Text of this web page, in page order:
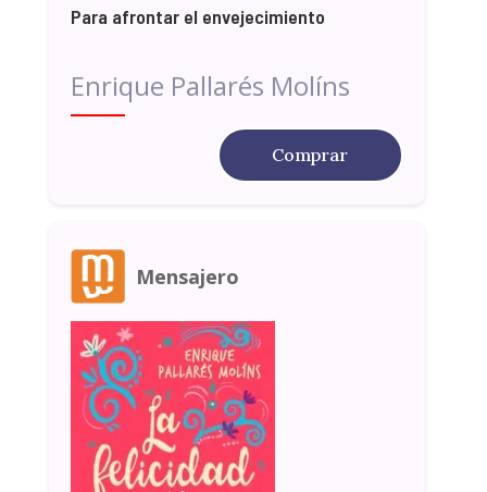
Para afrontar el envejecimiento
Enrique Pallarés Molíns
Comprar
Mensajero